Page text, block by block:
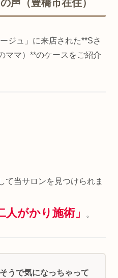
声（豊橋市在住）
ジュ」に来店された**Sさ
ママ）**のケースをご紹介
て当サロンを見つけられま
人がかり施術」 。
うで気になっちゃって